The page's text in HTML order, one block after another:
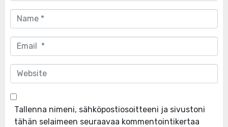
Name
*
Email
*
Website
Tallenna nimeni, sähköpostiosoitteeni ja sivustoni
tähän selaimeen seuraavaa kommentointikertaa